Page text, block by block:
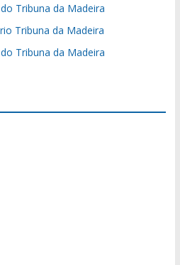
Tribuna da Madeira
Tribuna da Madeira
Tribuna da Madeira